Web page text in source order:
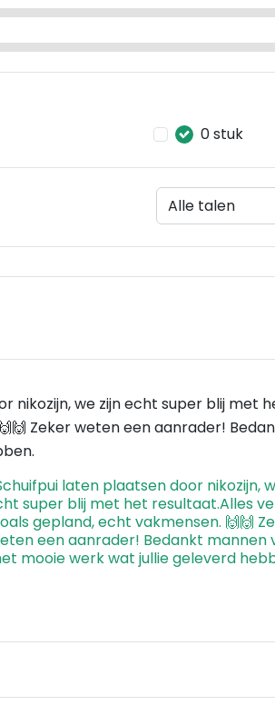
0 stuk
nikozijn, we zijn echt super blij met
Zeker weten een aanrader!